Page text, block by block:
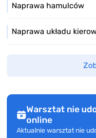
Naprawa hamulców
Naprawa układu
Warsztat nie
online
Aktualnie warsztat nie